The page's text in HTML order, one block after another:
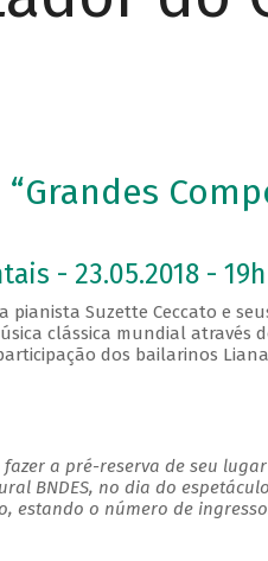
- 23.05.2018 - 19h
pianista Suzette Ceccato e
clássica mundial através
dos bailarinos
a pré-reserva de seu
BNDES, no dia do
estando o número de